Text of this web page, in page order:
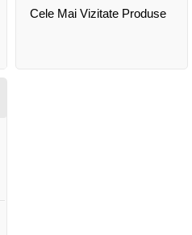
Cele Mai Vizitate Produse